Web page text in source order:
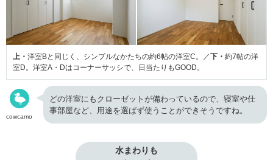
上・ 洋室Bと同じく、シンプルなかたちの約6帖の洋室C。／下・ 約7帖の洋
室D。洋室A・Dはコーナーサッシで、日当たりもGOOD。
cowcamo
どの洋室にもクローゼットが備わっているので、寝室や仕
事部屋など、用途を選ばず使うことができそうですね。
水まわりも